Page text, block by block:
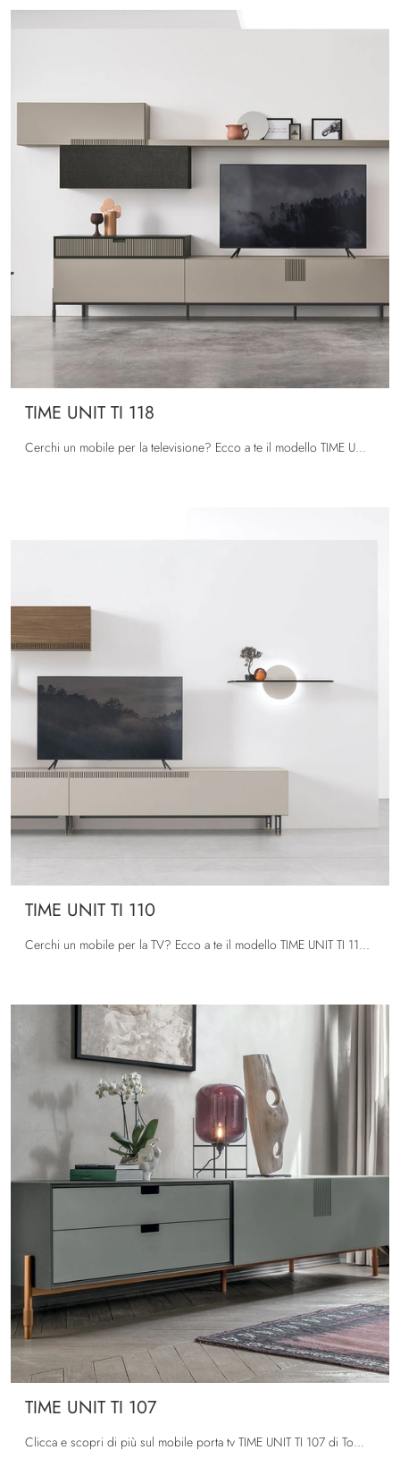
TIME UNIT TI 118
Cerchi un mobile per la televisione? Ecco a te il modello TIME UNIT TI 118 di Tomasella in melaminico, perfetto per spazi moderni.
TIME UNIT TI 110
Cerchi un mobile per la TV? Ecco a te il modello TIME UNIT TI 110 di Tomasella in melaminico, pensato per spazi moderni.
TIME UNIT TI 107
Clicca e scopri di più sul mobile porta tv TIME UNIT TI 107 di Tomasella: realizzato in melaminico, ben si inserisce in spazi moderni.